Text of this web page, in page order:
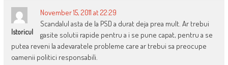
Istoricul
November 15, 2011 at 22:29
Scandalul asta de la PSD a durat deja prea mult. Ar trebui
gasite solutii rapide pentru a i se pune capat, pentru a se
putea reveni la adevaratele probleme care ar trebui sa preocupe
oamenii politici responsabili.